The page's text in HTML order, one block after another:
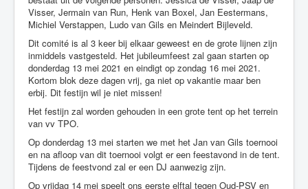
Visser, Jermain van Run, Henk van Boxel, Jan Eestermans,
Michiel Verstappen, Ludo van Gils en Meindert Bijleveld.
Dit comité is al 3 keer bij elkaar geweest en de grote lijnen zijn
inmiddels vastgesteld. Het jubileumfeest zal gaan starten op
donderdag 13 mei 2021 en eindigt op zondag 16 mei 2021.
Kortom blok deze dagen vrij, ga niet op vakantie maar ben
erbij. Dit festijn wil je niet missen!
Het festijn zal worden gehouden in een grote tent op het terrein
van vv TPO.
Op donderdag 13 mei starten we met het Jan van Gils toernooi
en na afloop van dit toernooi volgt er een feestavond in de tent.
Tijdens de feestvond zal er een DJ aanwezig zijn.
Op vrijdag 14 mei speelt ons eerste elftal tegen Oud-PSV en